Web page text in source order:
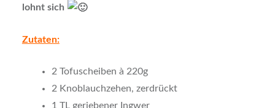
lohnt sich
Zutaten:
2 Tofuscheiben à 220g
2 Knoblauchzehen, zerdrückt
1 TL geriebener Ingwer